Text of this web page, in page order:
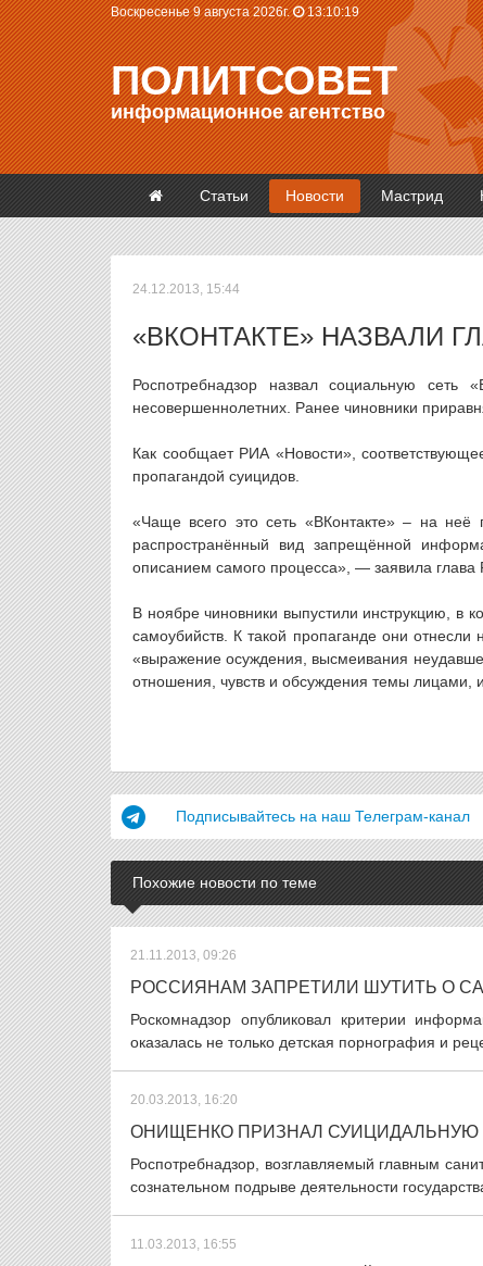
Воскресенье 9 августа 2026г. 13:10:19
ПОЛИТСОВЕТ
информационное агентство
Статьи Новости Мастрид
24.12.2013, 15:44
«ВКОНТАКТЕ» НАЗВАЛИ
Роспотребнадзор назвал социальную сеть
несовершеннолетних. Ранее чиновники
Как сообщает РИА «Новости»,
пропагандой суицидов.
«Чаще всего это сеть «ВКонтакте» – на
распространённый вид запрещённой
описанием самого процесса», — заявила глава
В ноябре чиновники выпустили инструкцию, в
самоубийств. К такой пропаганде они
«выражение осуждения, высмеивания
отношения, чувств и обсуждения темы
Подписывайтесь на наш Телеграм-канал
Похожие новости по теме
21.11.2013, 09:26
РОССИЯНАМ ЗАПРЕТИЛИ ШУТИТЬ О
Роскомнадзор опубликовал критерии
оказалась не только детская порнография и
20.03.2013, 16:20
ОНИЩЕНКО ПРИЗНАЛ СУИЦИДАЛЬНУЮ
Роспотребнадзор, возглавляемый главным
сознательном подрыве деятельности
11.03.2013, 16:55